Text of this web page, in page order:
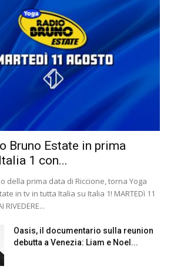
Bruno Estate in prima
1 con...
della prima data di Riccione, torna Yoga
in tv in tutta Italia su Italia 1! MARTEDì 11
RIVEDERE...
Oasis, il documentario sulla reunion
debutta a Venezia: Liam e Noel...